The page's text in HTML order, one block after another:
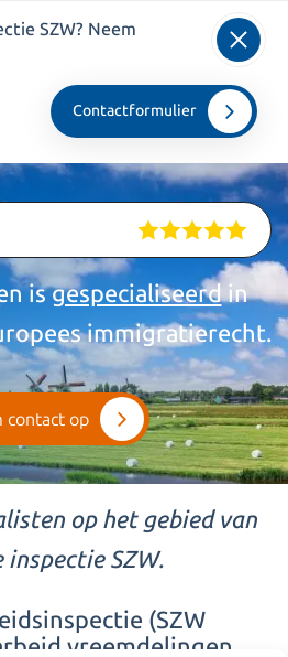
+31 20 520 7050
Nederlandse Arbeidsinspectie
isgespecialiseerdin
immigratierecht.
contact op
op het gebied van
inspectie SZW.
(SZW
vreemdelingen
SZW? Neem
Contactformulier